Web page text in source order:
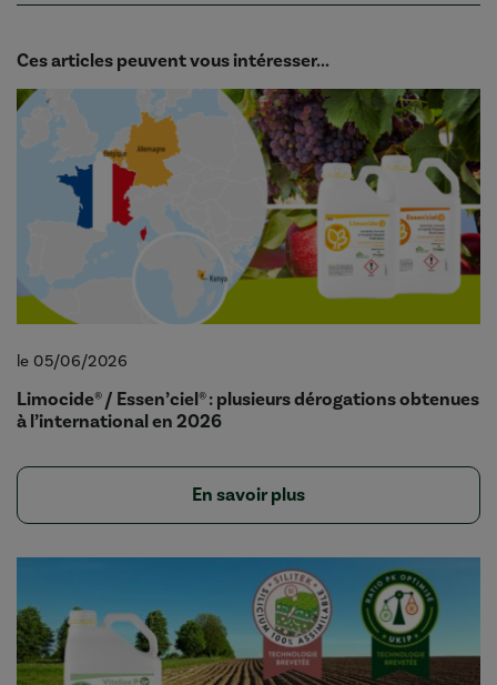
Ces articles peuvent vous intéresser...
le 05/06/2026
Limocide® / Essen’ciel® : plusieurs dérogations obtenues
à l’international en 2026
En savoir plus